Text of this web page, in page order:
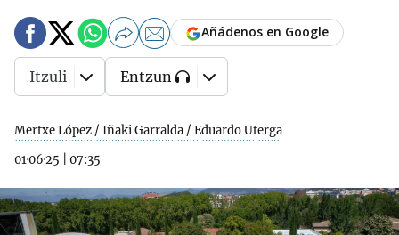
Mertxe López / Iñaki Garralda / Eduardo Uterga
01·06·25
07:35
Añádenos en Google
Itzuli Entzun